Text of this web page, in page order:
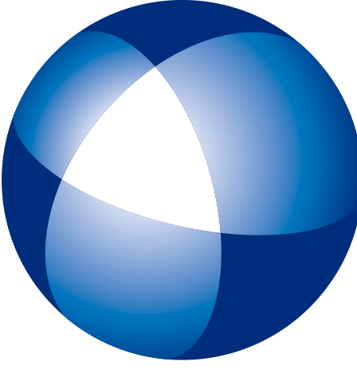
トップページ
IELTSとは
初めてIELTSを受験する方
テスト予約
一般会場申込みページ
特別会場申込みページ
IELTS チャイルド・プロテクション・ポリシー（18歳未満の受験者対象
スピーキングテスト日時リクエスト
受験最終案内
各種申請
IELTSコンピューター版
IELTS One Skill Retake
チュートリアル動画
IELTS練習問題（コンピューター版）
キーボードと機能について
IELTSペーパー版
IELTS 練習問題（ペーパー版）
高校生の皆様へ
JSAF-IELTS 団体受験（特別会場実施）およびIELTSセミナー
IELTS推進校
JSAF-IELTS Academic Partner
IELTSティーチャー・トレーニング・コース
英語担当教員向け IELTS受験料助成制度
IELTSで移住・就職（ジェネラル・トレーニング・モジュールについて
IELTSのクオリティーと公平性の確保について